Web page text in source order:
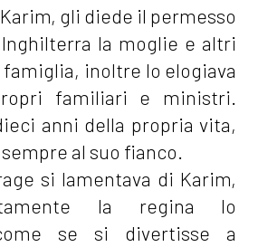
gli diede il permesso
la moglie e altri
inoltre lo elogiava
familiari e ministri.
anni della propria vita,
al suo fianco.
si lamentava di Karim,
la regina lo
se si divertisse a